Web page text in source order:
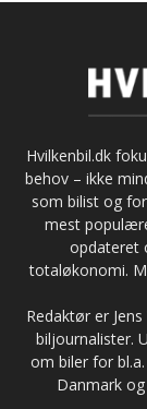
Hvilkenbil.dk
behov – ikke
som bilist og
mest
opdateret
totaløkonomi.
Redaktør er
biljournalister.
om biler for
Danmark